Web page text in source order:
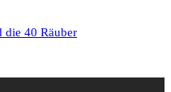
die 40 Räuber